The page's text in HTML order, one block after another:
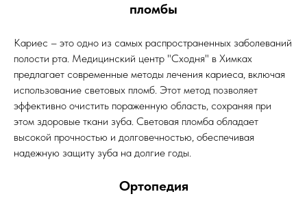
пломбы
Кариес – это одно из самых распространенных заболеваний
полости рта. Медицинский центр "Сходня" в Химках
предлагает современные методы лечения кариеса, включая
использование световых пломб. Этот метод позволяет
эффективно очистить пораженную область, сохраняя при
этом здоровые ткани зуба. Световая пломба обладает
высокой прочностью и долговечностью, обеспечивая
надежную защиту зуба на долгие годы.
Ортопедия